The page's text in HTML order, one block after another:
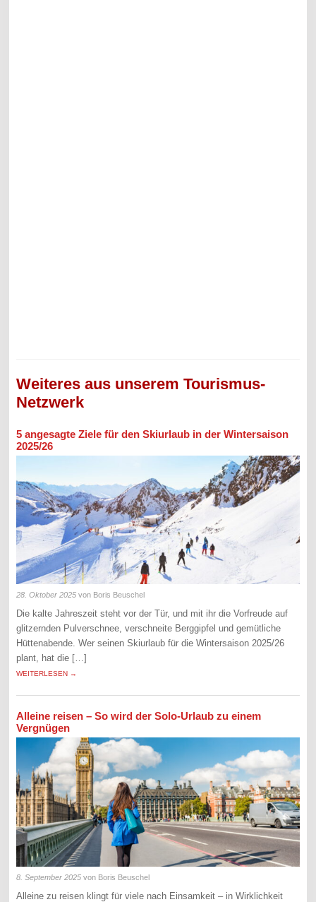
Weiteres aus unserem Tourismus-
Netzwerk
5 angesagte Ziele für den Skiurlaub in der Wintersaison
2025/26
28. Oktober 2025 von Boris Beuschel
Die kalte Jahreszeit steht vor der Tür, und mit ihr die Vorfreude auf
glitzernden Pulverschnee, verschneite Berggipfel und gemütliche
Hüttenabende. Wer seinen Skiurlaub für die Wintersaison 2025/26
plant, hat die […]
WEITERLESEN →
Alleine reisen – So wird der Solo-Urlaub zu einem
Vergnügen
8. September 2025 von Boris Beuschel
Alleine zu reisen klingt für viele nach Einsamkeit – in Wirklichkeit